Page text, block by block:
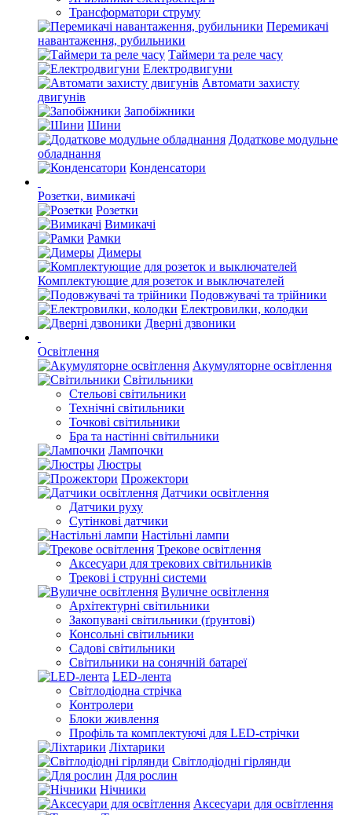
Трансформатори струму
Перемикачі
навантаження, рубильники
Таймери та реле часу
Електродвигуни
Автомати захисту
двигунів
Запобіжники
Шини
Додаткове модульне
обладнання
Конденсатори
Розетки, вимикачі
Розетки
Вимикачі
Рамки
Димеры
Комплектующие для розеток и выключателей
Подовжувачі та трійники
Електровилки, колодки
Дверні дзвоники
Освітлення
Акумуляторне освітлення
Світильники
Стельові світильники
Технічні світильники
Точкові світильники
Бра та настінні світильники
Лампочки
Люстры
Прожектори
Датчики освітлення
Датчики руху
Сутінкові датчики
Настільні лампи
Трекове освітлення
Аксесуари для трекових світильників
Трекові і струнні системи
Вуличне освітлення
Архітектурні світильники
Закопувані світильники (ґрунтові)
Консольні світильники
Садові світильники
Світильники на сонячній батареї
LED-лента
Світлодіодна стрічка
Контролери
Блоки живлення
Профіль та комплектуючі для LED-стрічки
Ліхтарики
Світлодіодні гірлянди
Для рослин
Нічники
Аксесуари для освітлення